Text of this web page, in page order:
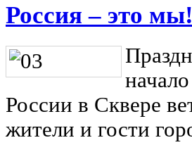
Россия – это мы!
России в Сквере
жители и гости